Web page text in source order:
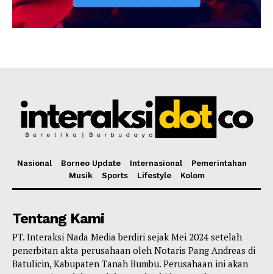
Nasional Borneo Update Internasional
Pemerintahan
Musik
Sports Lifestyle Kolom
Tentang Kami
PT. Interaksi Nada Media berdiri sejak Mei 2024 setelah
penerbitan akta perusahaan oleh Notaris Pang Andreas di
Batulicin, Kabupaten Tanah Bumbu. Perusahaan ini akan